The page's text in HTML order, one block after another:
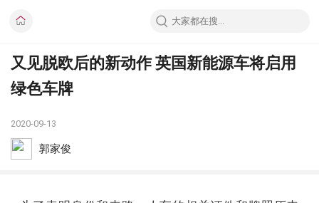
又见脱欧后的新动作 英国新能源车将启用
绿色车牌
2020-09-13
郭家俊